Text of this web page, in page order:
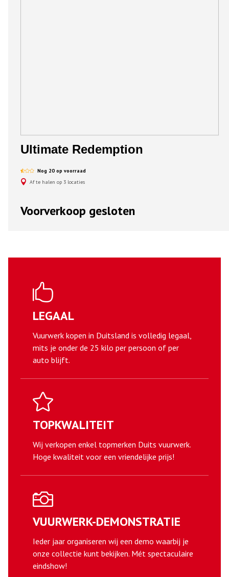
Ultimate Redemption
Nog 20 op voorraad
Af te halen op 3 locaties
Voorverkoop gesloten
LEGAAL
Vuurwerk kopen in Duitsland is volledig legaal,
mits je onder de 25 kilo per persoon of per
auto blijft.
TOPKWALITEIT
Wij verkopen enkel topmerken Duits vuurwerk.
Hoge kwaliteit voor een vriendelijke prijs!
VUURWERK-DEMONSTRATIE
Ieder jaar organiseren wij een demo waarbij je
onze collectie kunt bekijken. Mét spectaculaire
eindshow!